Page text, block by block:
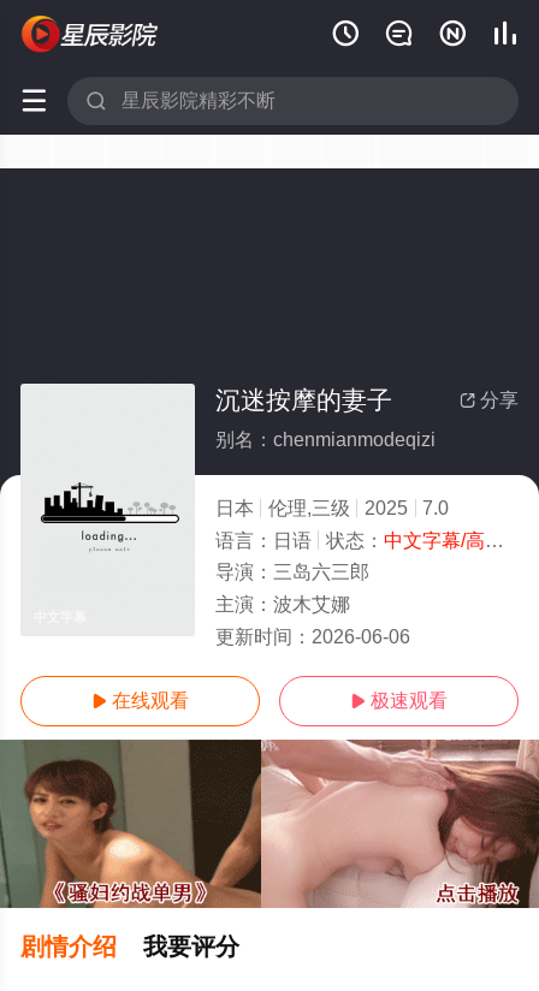
   
 
 分享
沉迷按摩的妻子
别名：chenmianmodeqizi
日本 伦理,三级 2025
7.0
语言： 日语 状态： 中文字幕/高清
导演： 三岛六三郎
主演： 波木艾娜
更新时间： 2026-06-06
 在线观看  极速观看
剧情介绍 我要评分